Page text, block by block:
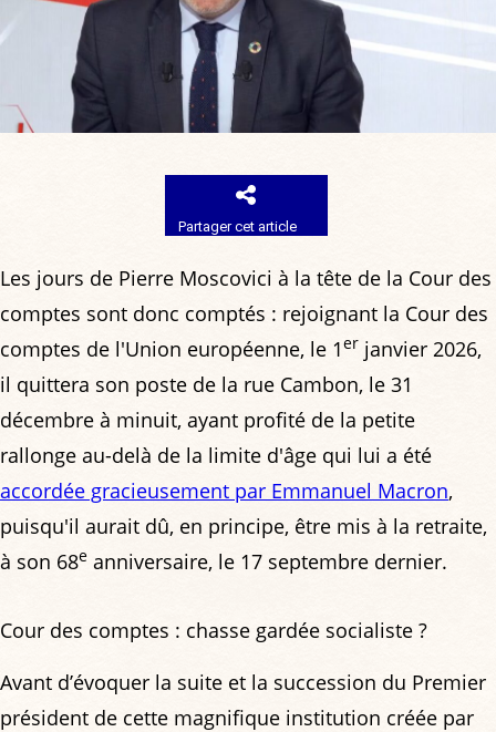
Partager cet article
Les jours de Pierre Moscovici à la tête de la Cour des
comptes sont donc comptés : rejoignant la Cour des
comptes de l'Union européenne, le 1er janvier 2026,
il quittera son poste de la rue Cambon, le 31
décembre à minuit, ayant profité de la petite
rallonge au-delà de la limite d'âge qui lui a été
accordée gracieusement par Emmanuel Macron,
puisqu'il aurait dû, en principe, être mis à la retraite,
à son 68e anniversaire, le 17 septembre dernier.
Cour des comptes : chasse gardée socialiste ?
Avant d’évoquer la suite et la succession du Premier
président de cette magnifique institution créée par